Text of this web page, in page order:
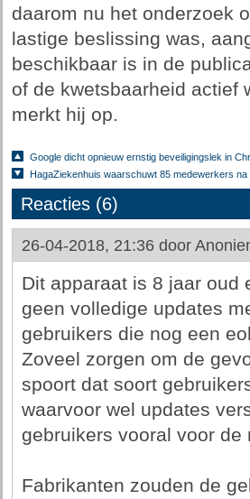
daarom nu het onderzoek
lastige beslissing was,
beschikbaar is in de
of de kwetsbaarheid actief
merkt hij op.
Google dicht opnieuw ernstig beveiligingslek in
HagaZiekenhuis waarschuwt 85 medewerkers na
Reacties (6)
26-04-2018, 21:36 door
Dit apparaat is 8 jaar oud
geen volledige updates
gebruikers die nog een
Zoveel zorgen om de
spoort dat soort
waarvoor wel updates
gebruikers vooral voor de
Fabrikanten zouden de